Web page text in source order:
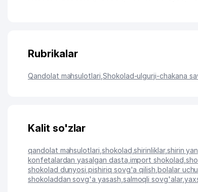
Rubrikalar
Qandolat mahsulotlari Shokolad-ulgurji-chakana
Kalit so'zlar
qandolat mahsulotlari shokolad ,shirinliklar,shirin
konfetalardan yasalgan dasta import shokolad
shokolad dunyosi ,pishiriq sovg'a qilish ,bolalar
shokoladdan sovg'a yasash salmoqli sovg'alar,